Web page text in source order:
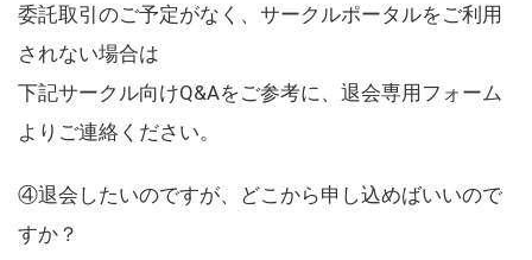
委託取引のご予定がなく、サークルポータルをご利用
されない場合は
下記サークル向けQ&Aをご参考に、退会専用フォーム
よりご連絡ください。
④退会したいのですが、どこから申し込めばいいので
すか？